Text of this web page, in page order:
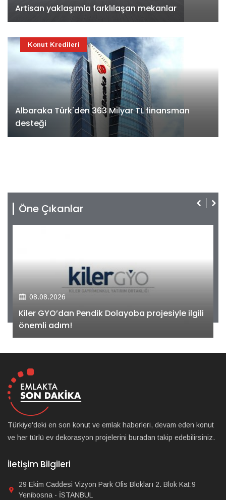
Artisan yaklaşımla farklılaşan mekanlar
Albaraka Türk'den 363 Milyar TL finansman
desteği
Konut Kredileri
Öne Çıkanlar
08.08.2026
Kiler GYO’dan Pendik Dolayoba projesiyle ilgili
önemli adım!
Türkiye'deki en son konut ve emlak haberleri, devam eden konut
ve her türlü ev dekorasyon projelerini buradan takip edebilirsiniz.
İletişim Bilgileri
29 Ekim Caddesi Vizyon Park Ofis Blokları 2. Blok Kat:9
Yenibosna - İSTANBUL